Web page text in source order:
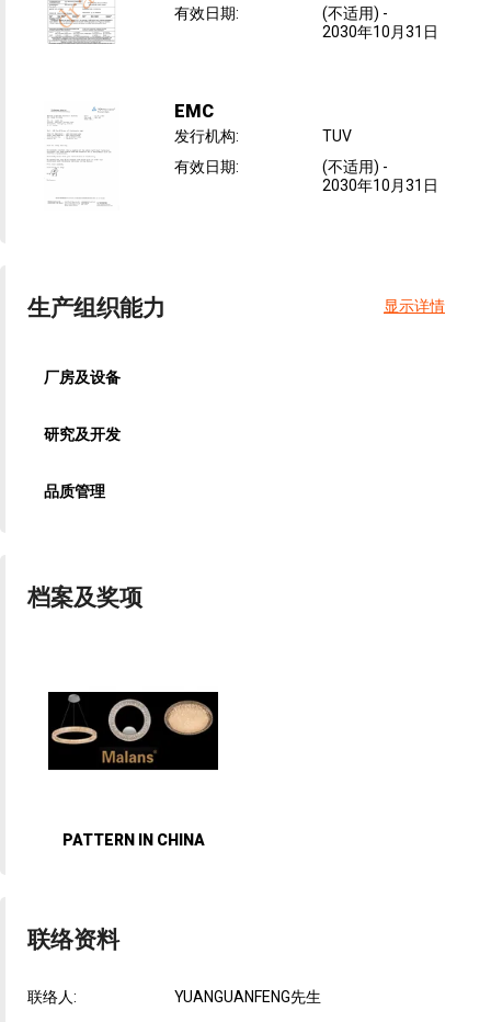
有效日期: (不适用) -
2030年10月31日
EMC
发行机构:
TUV
有效日期: (不适用) -
2030年10月31日
生产组织能力 显示详情
厂房及设备
研究及开发
品质管理
档案及奖项
PATTERN IN CHINA
联络资料
联络人: YUANGUANFENG先生